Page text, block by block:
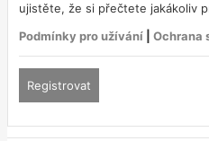
ujistěte, že si přečtete jakákoliv
Podmínky pro užívání
Ochrana
Registrovat